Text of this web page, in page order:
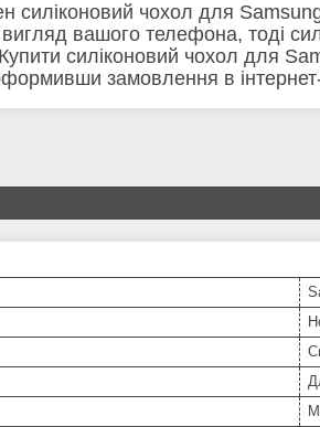
силіконовий чохол для
вигляд вашого телефона, тоді
силіконовий чохол для
замовлення в інтернет-